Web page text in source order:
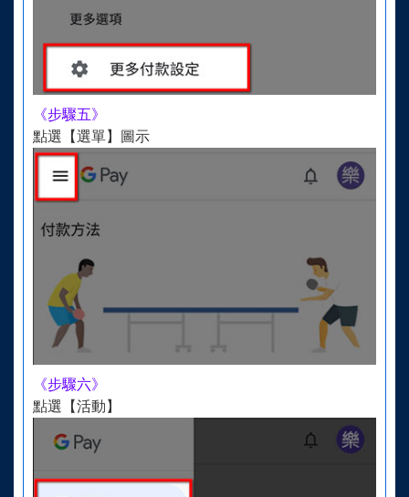
《步驟五》
點選【選單】圖示
《步驟六》
點選【活動】